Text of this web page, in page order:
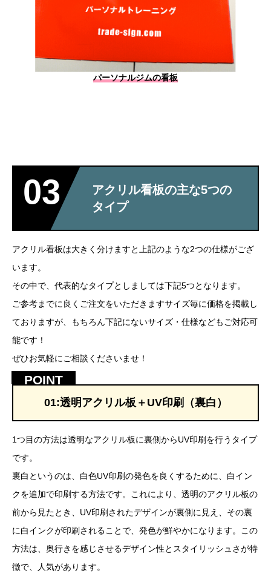
パーソナルジムの看板
03
アクリル看板の主な5つの
タイプ
アクリル看板は大きく分けますと上記のような2つの仕様がござ
います。
その中で、代表的なタイプとしましては下記5つとなります。
ご参考までに良くご注文をいただきますサイズ毎に価格を掲載し
ておりますが、もちろん下記にないサイズ・仕様などもご対応可
能です！
ぜひお気軽にご相談くださいませ！
01:透明アクリル板＋UV印刷（裏白）
1つ目の方法は透明なアクリル板に裏側からUV印刷を行うタイプ
です。
裏白というのは、白色UV印刷の発色を良くするために、白イン
クを追加で印刷する方法です。これにより、透明のアクリル板の
前から見たとき、UV印刷されたデザインが裏側に見え、その裏
に白インクが印刷されることで、発色が鮮やかになります。この
方法は、奥行きを感じさせるデザイン性とスタイリッシュさが特
徴で、人気があります。